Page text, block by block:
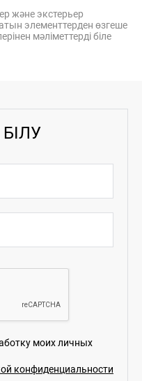
және экстерьер
элементтерден өзгеше
мәліметтерді біле
моих личных
конфиденциальности